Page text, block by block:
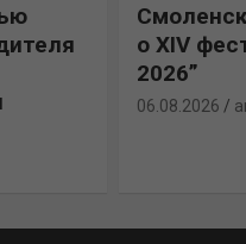
о XIV
2026”
06.08.2026